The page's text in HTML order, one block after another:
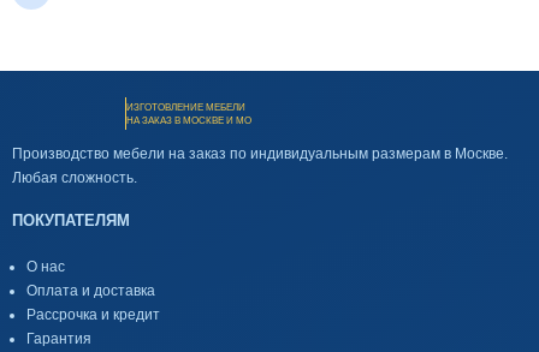
ИЗГОТОВЛЕНИЕ МЕБЕЛИ
НА ЗАКАЗ В МОСКВЕ И МО
Производство мебели на заказ по индивидуальным размерам в Москве.
Любая сложность.
ПОКУПАТЕЛЯМ
О нас
Оплата и доставка
Рассрочка и кредит
Гарантия